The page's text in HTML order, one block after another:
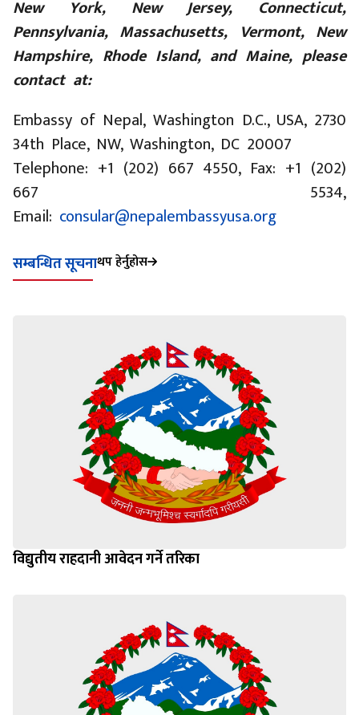
New York, New Jersey, Connecticut,
Pennsylvania, Massachusetts, Vermont, New
Hampshire, Rhode Island, and Maine, please
contact at:
Embassy of Nepal, Washington D.C., USA, 2730
34th Place, NW, Washington, DC 20007
Telephone: +1 (202) 667 4550, Fax: +1 (202)
667 5534,
Email: consular@nepalembassyusa.org
सम्बन्धित सूचनाथप हेर्नुहोस
विद्युतीय राहदानी आवेदन गर्ने तरिका